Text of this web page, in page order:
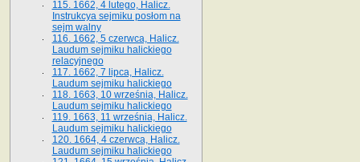
115. 1662, 4 lutego, Halicz.
Instrukcya sejmiku posłom na
sejm walny
116. 1662, 5 czerwca, Halicz.
Laudum sejmiku halickiego
relacyjnego
117. 1662, 7 lipca, Halicz.
Laudum sejmiku halickiego
118. 1663, 10 września, Halicz.
Laudum sejmiku halickiego
119. 1663, 11 września, Halicz.
Laudum sejmiku halickiego
120. 1664, 4 czerwca, Halicz.
Laudum sejmiku halickiego